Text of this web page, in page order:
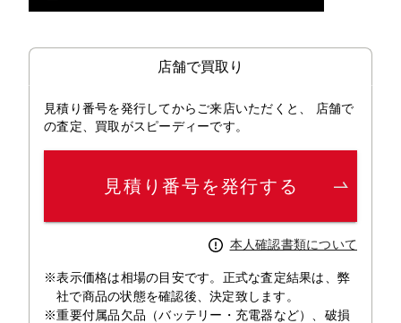
店舗で買取り
見積り番号を発行してからご来店いただくと、 店舗で
の査定、買取がスピーディーです。
見積り番号を発行する
本人確認書類について
※表示価格は相場の目安です。正式な査定結果は、弊
社で商品の状態を確認後、決定致します。
※重要付属品欠品（バッテリー・充電器など）、破損